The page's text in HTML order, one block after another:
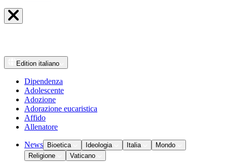
Edition italiano
Dipendenza
Adolescente
Adozione
Adorazione eucaristica
Affido
Allenatore
News Bioetica Ideologia Italia
Mondo
Religione
Vaticano